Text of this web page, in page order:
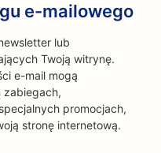
e-mailowego
lub
Twoją witrynę.
e-mail mogą
zabiegach,
promocjach,
stronę internetową.